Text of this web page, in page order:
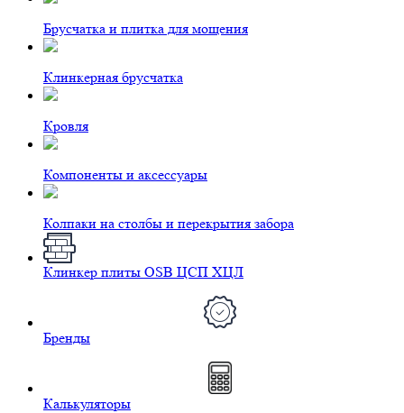
Брусчатка и плитка для мощения
Клинкерная брусчатка
Кровля
Компоненты и аксессуары
Колпаки на столбы и перекрытия забора
Клинкер плиты OSB ЦСП ХЦЛ
Бренды
Калькуляторы